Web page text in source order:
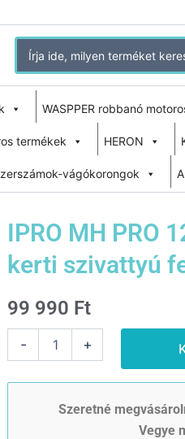
Search
for:
WASPPER robbanó
termékek HERON
vágókorongok
IPRO MH PRO
kerti szivattyú
99 990 Ft
-
120/80T
Önfelszívó
+
Szeretné
Vegye